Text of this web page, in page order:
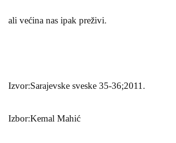
ali većina nas ipak preživi.
Izvor:Sarajevske sveske 35-36;2011.
Izbor:Kemal Mahić